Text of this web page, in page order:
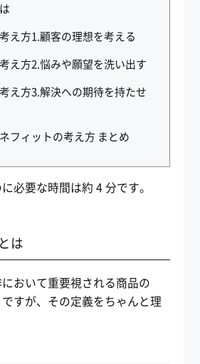
え方1.顧客の理想を考える
え方2.悩みや願望を洗い出す
え方3.解決への期待を持たせ
フィットの考え方 まとめ
必要な時間は約 4 分です。
は
おいて重要視される商品の
ですが、その定義をちゃんと理